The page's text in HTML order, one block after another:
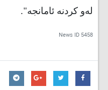
لەو کردنە ئامانجە".
News ID 5458